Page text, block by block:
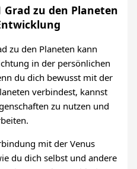
Grad zu den Planeten
zu den Planeten kann
in der persönlichen
du dich bewusst mit der
verbindest, kannst
zu nutzen und
mit der Venus
du dich selbst und andere